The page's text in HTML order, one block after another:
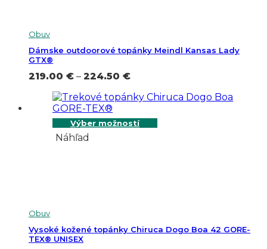
Obuv
Dámske outdoorové topánky Meindl Kansas Lady
GTX®
219.00 € – 224.50 €Price
219.00 €
224.50 €
Výber možností
Náhľad
Obuv
Vysoké kožené topánky Chiruca Dogo Boa 42 GORE-
TEX® UNISEX